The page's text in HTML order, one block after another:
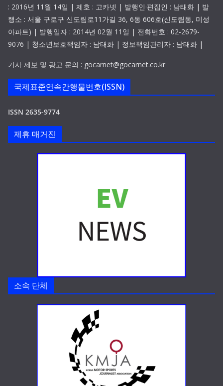
: 2016년 11월 14일 | 제호 : 고카넷 | 발행인·편집인 : 남태화 | 발
행소 : 서울 구로구 신도림로11가길 36, 6동 606호(신도림동, 미성
아파트) | 발행일자 : 2014년 02월 11일 | 전화번호 : 02-2679-
9076 | 청소년보호책임자 : 남태화 | 정보책임관리자 : 남태화 |
기사 제보 및 광고 문의 : gocarnet@gocarnet.co.kr
국제표준연속간행물번호(ISSN)
ISSN 2635-9774
제휴 매거진
소속 단체